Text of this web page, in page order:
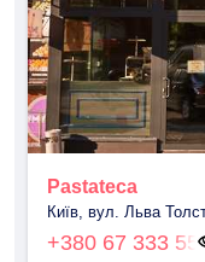
Pastateca
Київ, вул. Льва
+380 67 333 55